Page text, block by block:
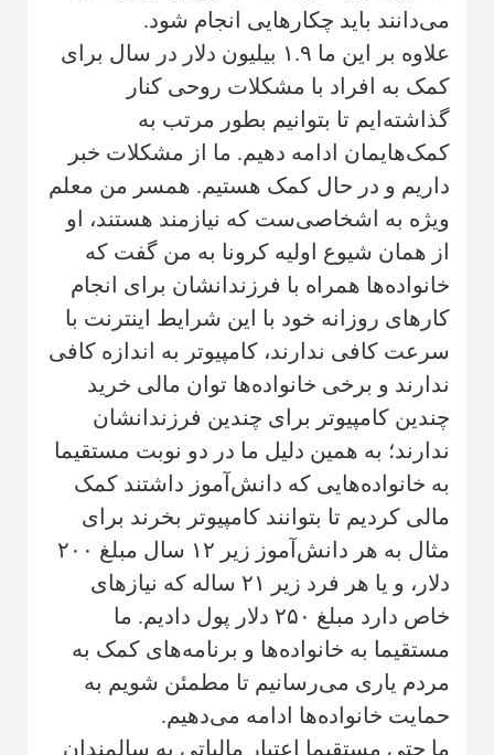
می‌دانند باید چکارهایی انجام شود.
علاوه بر این ما ۱.۹ بیلیون دلار در سال برای
کمک به افراد با مشکلات روحی کنار
گذاشته‌ایم تا بتوانیم بطور مرتب به
کمک‌هایمان ادامه دهیم. ما از مشکلات خبر
داریم و در حال کمک هستیم. همسر من معلم
ویژه به اشخاصی‌ست که نیازمند هستند، او
از همان شیوع اولیه کرونا به من گفت که
خانواده‌ها همراه با فرزندانشان برای انجام
کارهای روزانه خود با این شرایط اینترنت با
سرعت کافی ندارند، کامپیوتر به اندازه کافی
ندارند و برخی خانواده‌ها توان مالی خرید
چندین کامپیوتر برای چندین فرزندانشان
ندارند؛ به همین دلیل ما در دو نوبت مستقیما
به خانواده‌هایی که دانش‌آموز داشتند کمک
مالی کردیم تا بتوانند کامپیوتر بخرند برای
مثال به هر دانش‌آموز زیر ۱۲ سال مبلغ ۲۰۰
دلار، و یا هر فرد زیر ۲۱ ساله که نیازهای
خاص دارد مبلغ ۲۵۰ دلار پول دادیم. ما
مستقیما به خانواده‌ها و برنامه‌های کمک به
مردم یاری می‌رسانیم تا مطمئن شویم به
حمایت خانواده‌ها ادامه می‌دهیم.
ما حتی مستقیما اعتبار مالیاتی به سالمندان